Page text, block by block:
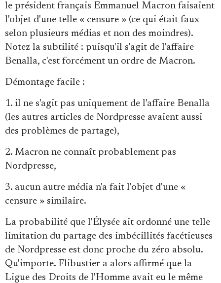
le président français Emmanuel Macron faisaient
l'objet d'une telle « censure » (ce qui était faux
selon plusieurs médias et non des moindres).
Notez la subtilité : puisqu'il s'agit de l'affaire
Benalla, c'est forcément un ordre de Macron.
Démontage facile :
1. il ne s'agit pas uniquement de l'affaire Benalla
(les autres articles de Nordpresse avaient aussi
des problèmes de partage),
2. Macron ne connaît probablement pas
Nordpresse,
3. aucun autre média n'a fait l'objet d'une «
censure » similaire.
La probabilité que l'Élysée ait ordonné une telle
limitation du partage des imbécillités facétieuses
de Nordpresse est donc proche du zéro absolu.
Qu'importe. Flibustier a alors affirmé que la
Ligue des Droits de l'Homme avait eu le même